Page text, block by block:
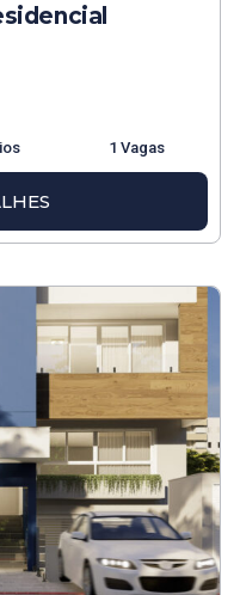
1 Vagas